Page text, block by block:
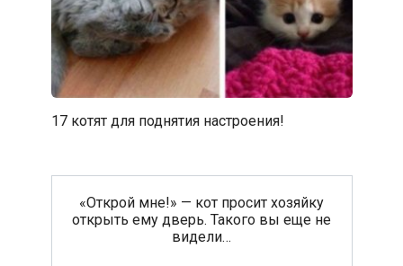
17 котят для поднятия настроения!
«Открой мне!» — кот просит хозяйку
открыть ему дверь. Такого вы еще не
видели…